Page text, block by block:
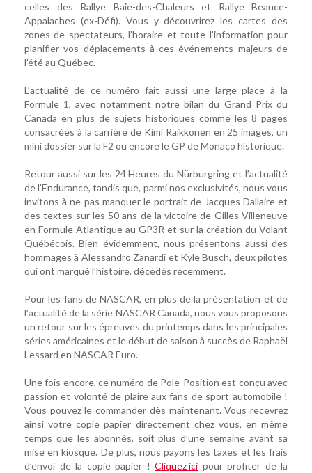
celles des Rallye Baie-des-Chaleurs et Rallye Beauce-
Appalaches (ex-Défi). Vous y découvrirez les cartes des
zones de spectateurs, l’horaire et toute l’information pour
planifier vos déplacements à ces événements majeurs de
l’été au Québec.
L’actualité de ce numéro fait aussi une large place à la
Formule 1, avec notamment notre bilan du Grand Prix du
Canada en plus de sujets historiques comme les 8 pages
consacrées à la carrière de Kimi Räikkönen en 25 images, un
mini dossier sur la F2 ou encore le GP de Monaco historique.
Retour aussi sur les 24 Heures du Nürburgring et l’actualité
de l’Endurance, tandis que, parmi nos exclusivités, nous vous
invitons à ne pas manquer le portrait de Jacques Dallaire et
des textes sur les 50 ans de la victoire de Gilles Villeneuve
en Formule Atlantique au GP3R et sur la création du Volant
Québécois. Bien évidemment, nous présentons aussi des
hommages à Alessandro Zanardi et Kyle Busch, deux pilotes
qui ont marqué l’histoire, décédés récemment.
Pour les fans de NASCAR, en plus de la présentation et de
l’actualité de la série NASCAR Canada, nous vous proposons
un retour sur les épreuves du printemps dans les principales
séries américaines et le début de saison à succès de Raphaël
Lessard en NASCAR Euro.
Une fois encore, ce numéro de Pole-Position est conçu avec
passion et volonté de plaire aux fans de sport automobile !
Vous pouvez le commander dès maintenant. Vous recevrez
ainsi votre copie papier directement chez vous, en même
temps que les abonnés, soit plus d’une semaine avant sa
mise en kiosque. De plus, nous payons les taxes et les frais
d’envoi de la copie papier ! Cliquez ici pour profiter de la